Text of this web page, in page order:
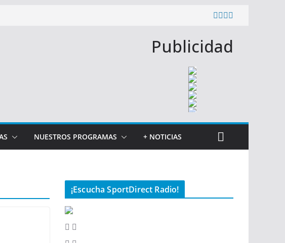
Publicidad
NUESTROS PROGRAMAS + NOTICIAS
¡Escucha SportDirect Radio!